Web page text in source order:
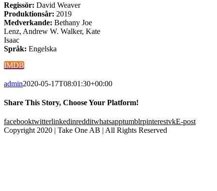
Regissör: David Weaver
Produktionsår: 2019
Medverkande: Bethany Joe
Lenz, Andrew W. Walker, Kate
Isaac
Språk: Engelska
IMDB
admin2020-05-17T08:01:30+00:00
Share This Story, Choose Your Platform!
facebooktwitterlinkedinredditwhatsapptumblrpinterestvkE-post
Copyright 2020 | Take One AB | All Rights Reserved